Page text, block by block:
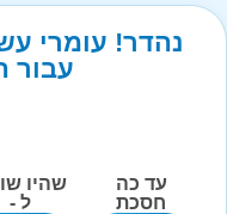
נהדר! עומרי
עבור
עד כה
חסכת
שהיו
ל -